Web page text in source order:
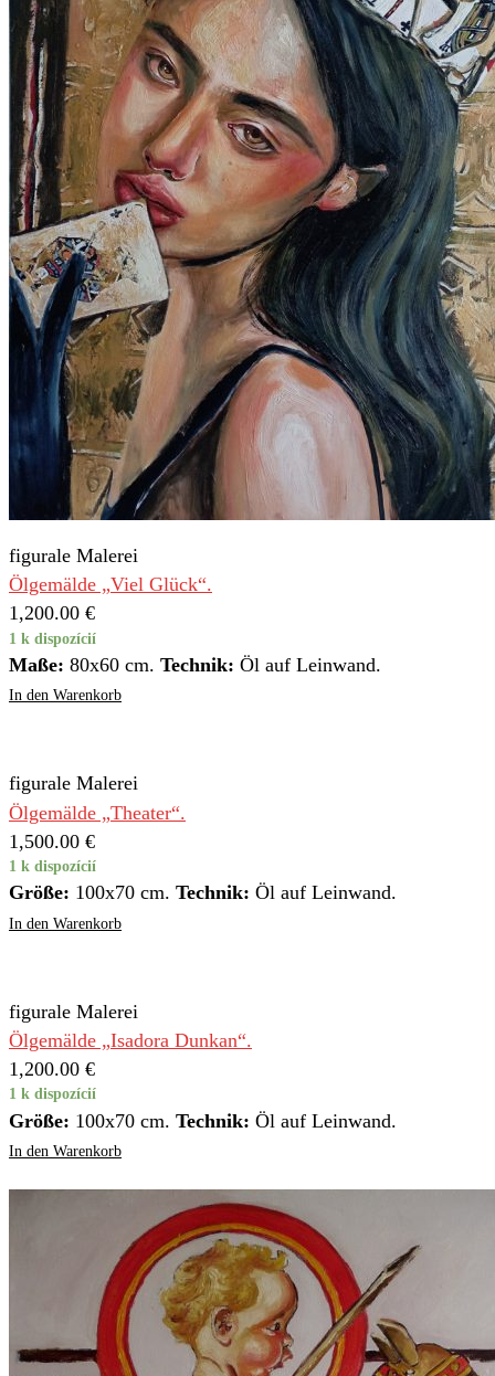
figurale Malerei
Ölgemälde „Viel Glück“.
1,200.00 €
1 k dispozícií
Maße: 80x60 cm. Technik: Öl auf Leinwand.
In den Warenkorb
figurale Malerei
Ölgemälde „Theater“.
1,500.00 €
1 k dispozícií
Größe: 100x70 cm. Technik: Öl auf Leinwand.
In den Warenkorb
figurale Malerei
Ölgemälde „Isadora Dunkan“.
1,200.00 €
1 k dispozícií
Größe: 100x70 cm. Technik: Öl auf Leinwand.
In den Warenkorb